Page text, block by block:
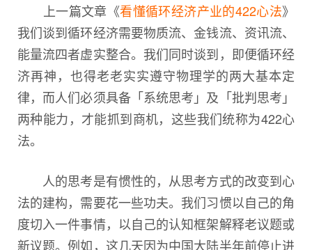
上一篇文章《看懂循环经济产业的422心法》
我们谈到循环经济需要物质流、金钱流、资讯流、
能量流四者虚实整合。我们同时谈到，即便循环经
济再神，也得老老实实遵守物理学的两大基本定
律，而人们必须具备「系统思考」及「批判思考」
两种能力，才能抓到商机，这些我们统称为422心
法。
人的思考是有惯性的，从思考方式的改变到心
法的建构，需要花一些功夫。我们习惯以自己的角
度切入一件事情，以自己的认知框架解释老议题或
新议题。例如，这几天因为中国大陆半年前停止进